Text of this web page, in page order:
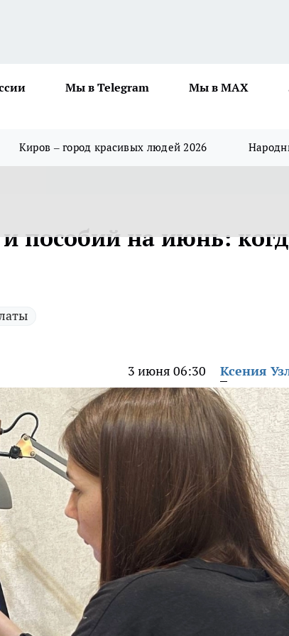
Мы в Telegram Мы в MAX
Киров – город красивых людей 2026
пособий на июнь:
3 июня 06:30 Ксения